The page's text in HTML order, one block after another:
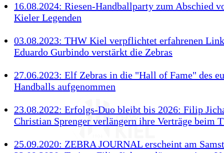
16.08.2024: Riesen-Handballparty zum Abschied
Kieler Legenden
03.08.2023: THW Kiel verpflichtet erfahrenen
Eduardo Gurbindo verstärkt die Zebras
27.06.2023: Elf Zebras in die "Hall of Fame" des
Handballs aufgenommen
23.08.2022: Erfolgs-Duo bleibt bis 2026: Filip
Christian Sprenger verlängern ihre Verträge beim
25.09.2020: ZEBRA JOURNAL erscheint am